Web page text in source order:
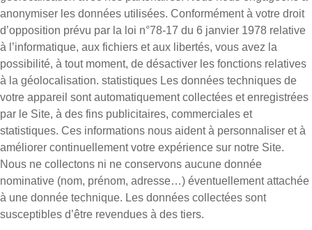
anonymiser les données utilisées. Conformément à votre droit
d’opposition prévu par la loi n°78-17 du 6 janvier 1978 relative
à l’informatique, aux fichiers et aux libertés, vous avez la
possibilité, à tout moment, de désactiver les fonctions relatives
à la géolocalisation. statistiques Les données techniques de
votre appareil sont automatiquement collectées et enregistrées
par le Site, à des fins publicitaires, commerciales et
statistiques. Ces informations nous aident à personnaliser et à
améliorer continuellement votre expérience sur notre Site.
Nous ne collectons ni ne conservons aucune donnée
nominative (nom, prénom, adresse…) éventuellement attachée
à une donnée technique. Les données collectées sont
susceptibles d’être revendues à des tiers.